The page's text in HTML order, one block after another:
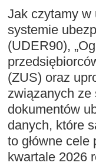
Jak czytamy w
systemie
(UDER90),
(ZUS) oraz
związanych ze
dokumentów
danych, które
to główne
kwartale 2026